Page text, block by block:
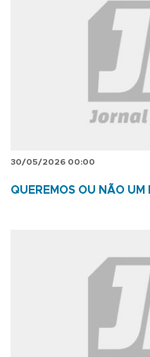
30/05/2026 00:00
QUEREMOS OU NÃO